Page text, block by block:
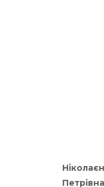
Петрівна